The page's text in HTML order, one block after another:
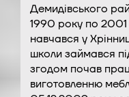
Демидівського
1990 року по 2001
навчався у
школи займався
згодом почав
виготовленню